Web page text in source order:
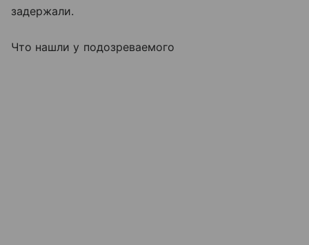
задержали.
Что нашли у подозреваемого